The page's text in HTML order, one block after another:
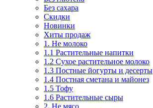
Без сахара
Скидки
Новинки
Хиты продаж
1. Не молоко
1.1 Растительные напитки
1.2 Сухое растительное молоко
1.3 Постные йогурты и десерты
1.4 Постная сметана и майонез
1.5 Тофу
1.6 Растительные сыры
2. Не мясо